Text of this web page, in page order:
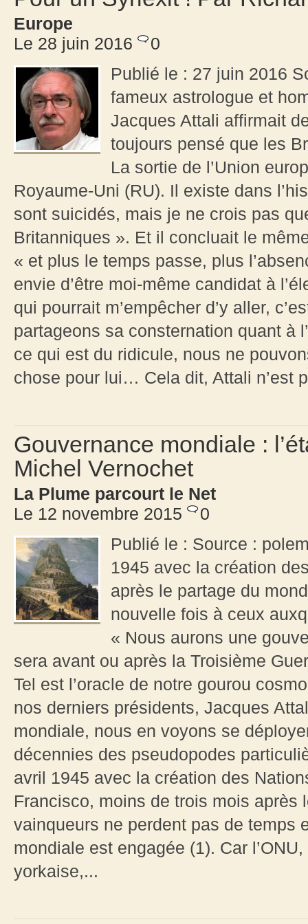
Europe
Le 28 juin 2016
0
Publié le : 27 juin 2016
fameux astrologue et
Jacques Attali affirmait
toujours pensé que les
La sortie de l’Union
Royaume-Uni (RU). Il existe dans
sont suicidés, mais je ne crois pas
Britanniques ». Et il concluait le
« et plus le temps passe, plus
envie d’être moi-même candidat à
qui pourrait m’empêcher d’y aller,
partageons sa consternation quant à
ce qui est du ridicule, nous ne
chose pour lui… Cela dit, Attali n’est
Gouvernance mondiale :
Michel Vernochet
La Plume parcourt le Net
Le 12 novembre 2015
0
Publié le : Source :
1945 avec la création
après le partage du
nouvelle fois à ceux
« Nous aurons une
sera avant ou après la Troisième
Tel est l’oracle de notre gourou
nos derniers présidents, Jacques
mondiale, nous en voyons se
décennies des pseudopodes
avril 1945 avec la création des
Francisco, moins de trois mois après
vainqueurs ne perdent pas de temps
mondiale est engagée (1). Car
yorkaise,...